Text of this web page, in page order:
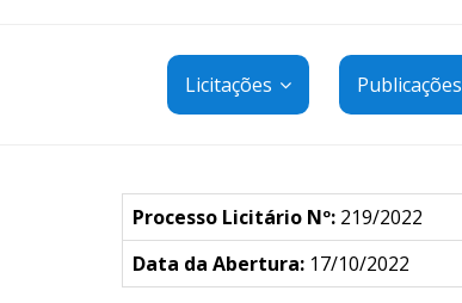
Licitações Publicações
Processo Licitário Nº: 219/2022
Data da Abertura: 17/10/2022